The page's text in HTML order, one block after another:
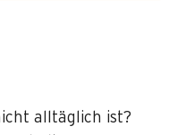
alltäglich ist?